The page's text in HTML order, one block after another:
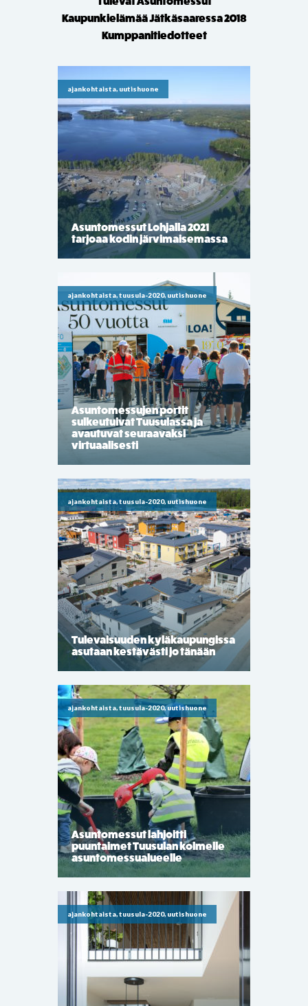
Kaupunkielämää Jätkäsaaressa 2018
Kumppanitiedotteet
ajankohtaista, uutishuone
Asuntomessut Lohjalla 2021
tarjoaa kodin järvimaisemassa
ajankohtaista, tuusula-2020, uutishuone
Asuntomessujen portit
sulkeutuivat Tuusulassa ja
avautuvat seuraavaksi
virtuaalisesti
ajankohtaista, tuusula-2020, uutishuone
Tulevaisuuden kyläkaupungissa
asutaan kestävästi jo tänään
ajankohtaista, tuusula-2020, uutishuone
Asuntomessut lahjoitti
puuntaimet Tuusulan kolmelle
asuntomessualueelle
ajankohtaista, tuusula-2020, uutishuone